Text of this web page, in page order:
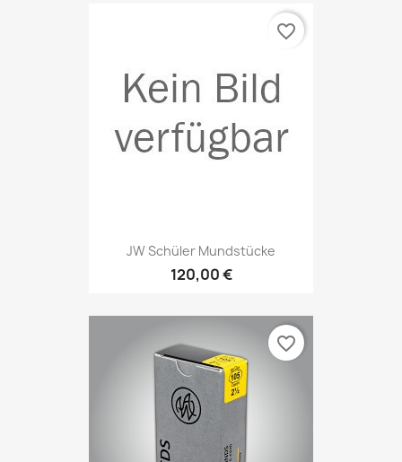
JW Schüler Mundstücke
120,00 €
favorite_border
favorite_border